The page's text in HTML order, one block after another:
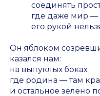
соединять
где даже мир — не
его рукой нельзя
Он яблоком
казался нам:
на выпуклых боках
где родина — там
и остальное зелено